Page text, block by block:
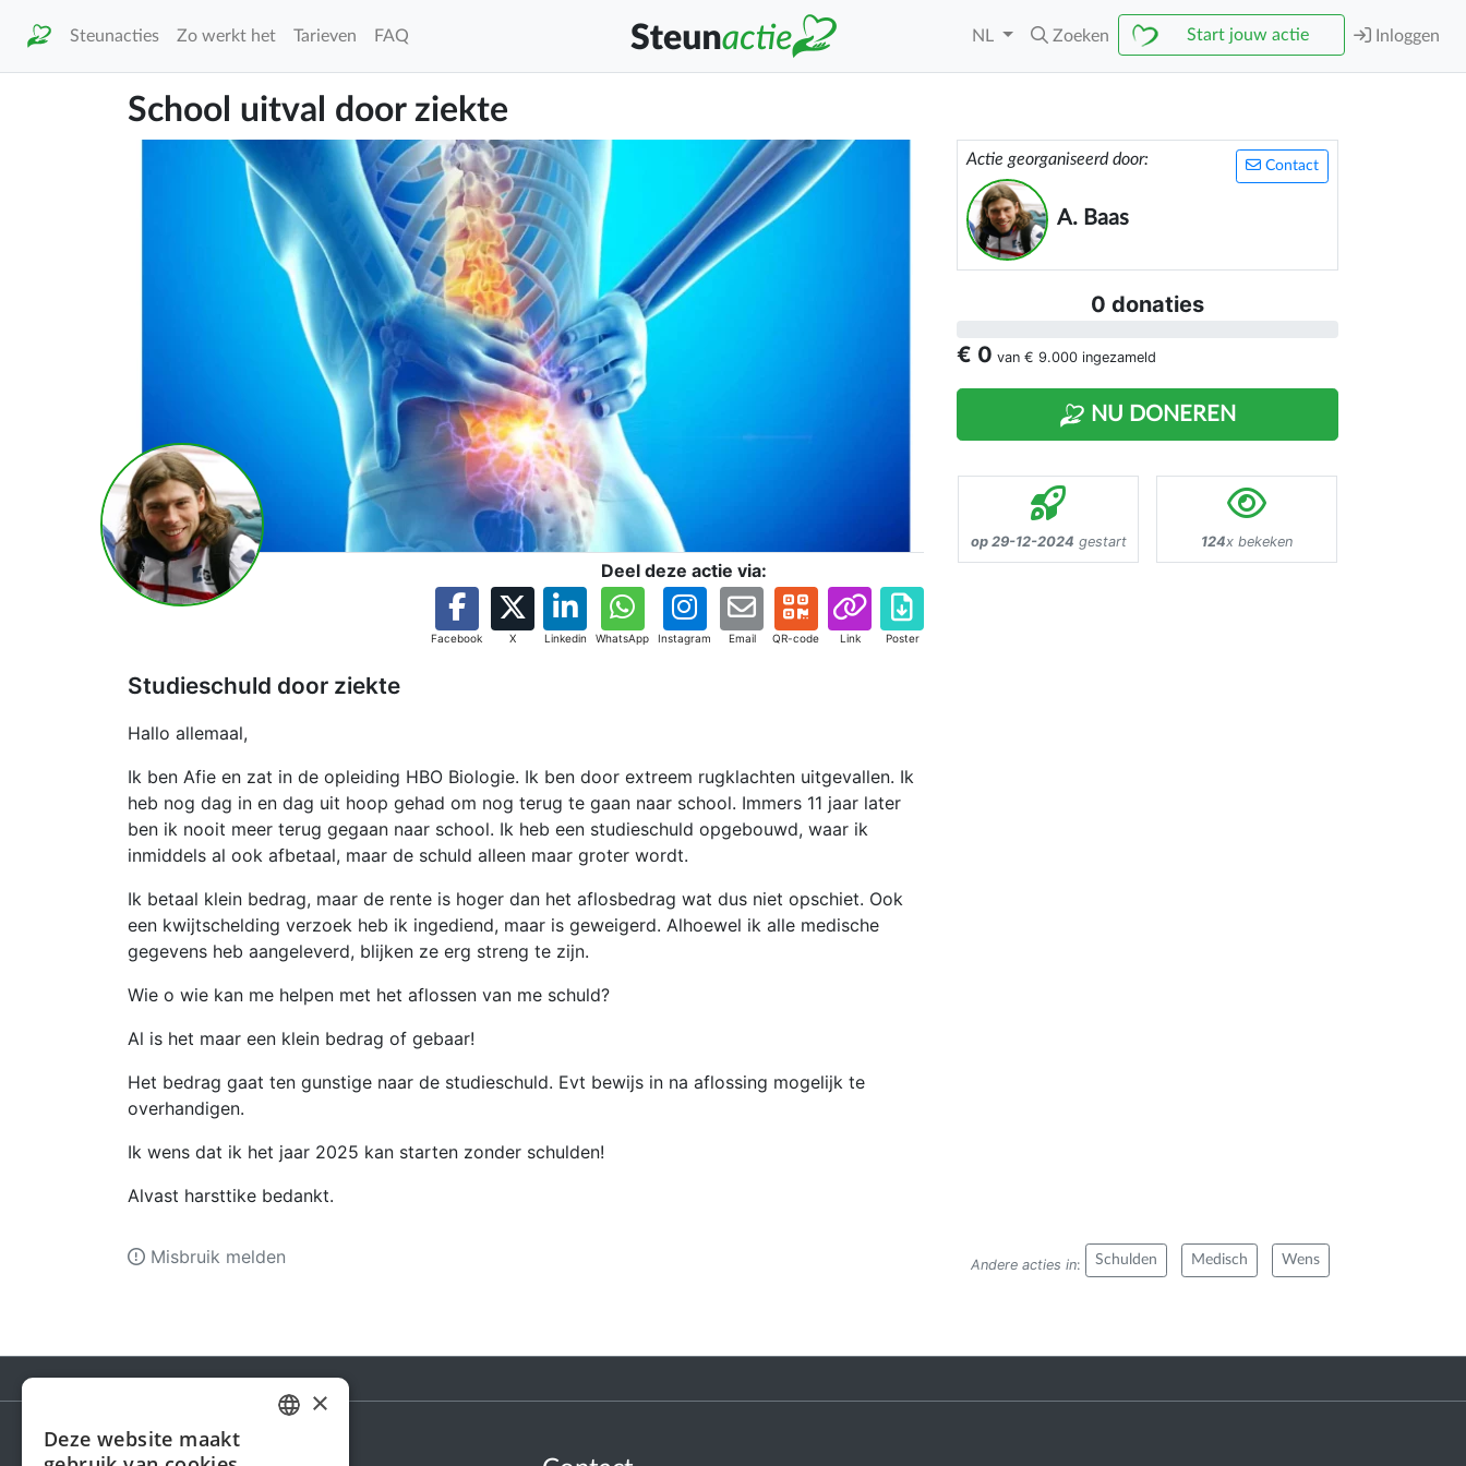
Steunacties Zo werkt het Tarieven FAQ NL Zoeken Start jouw actie Inloggen
School uitval door ziekte
Deel deze actie via:
Facebook X Linkedin WhatsApp Instagram Email QR-code Link Poster
Studieschuld door ziekte
Hallo allemaal,
Ik ben Afie en zat in de opleiding HBO Biologie. Ik ben door extreem rugklachten uitgevallen. Ik
heb nog dag in en dag uit hoop gehad om nog terug te gaan naar school. Immers 11 jaar later
ben ik nooit meer terug gegaan naar school. Ik heb een studieschuld opgebouwd, waar ik
inmiddels al ook afbetaal, maar de schuld alleen maar groter wordt.
Ik betaal klein bedrag, maar de rente is hoger dan het aflosbedrag wat dus niet opschiet. Ook
een kwijtschelding verzoek heb ik ingediend, maar is geweigerd. Alhoewel ik alle medische
gegevens heb aangeleverd, blijken ze erg streng te zijn.
Wie o wie kan me helpen met het aflossen van me schuld?
Al is het maar een klein bedrag of gebaar!
Het bedrag gaat ten gunstige naar de studieschuld. Evt bewijs in na aflossing mogelijk te
overhandigen.
Ik wens dat ik het jaar 2025 kan starten zonder schulden!
Alvast harsttike bedankt.
Contact
Actie georganiseerd door:
A. Baas
0 donaties
€ 0 van € 9.000 ingezameld
NU DONEREN
op 29-12-2024 gestart 124x bekeken
Andere acties in: Schulden Medisch Wens
Misbruik melden
×
Deze website maakt